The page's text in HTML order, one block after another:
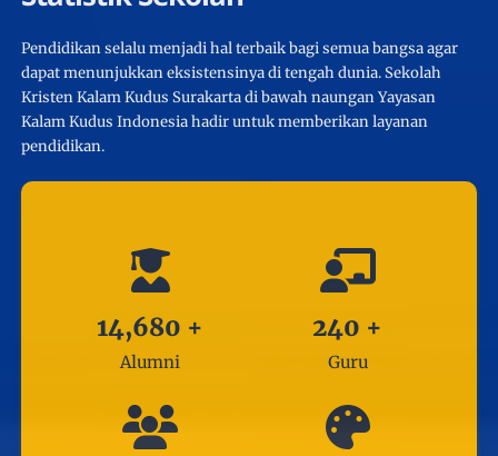
Pendidikan selalu menjadi hal terbaik bagi semua bangsa agar
dapat menunjukkan eksistensinya di tengah dunia. Sekolah
Kristen Kalam Kudus Surakarta di bawah naungan Yayasan
Kalam Kudus Indonesia hadir untuk memberikan layanan
pendidikan.
14,680 +
Alumni
240 +
Guru